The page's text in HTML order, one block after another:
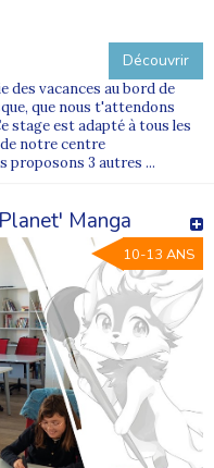
Découvrir
des vacances au bord de
que nous t'attendons
stage est adapté à tous les
notre centre
proposons 3 autres ...
Manga
10-13 ANS